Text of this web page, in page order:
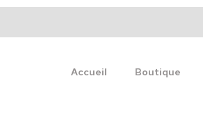
Accueil Boutique